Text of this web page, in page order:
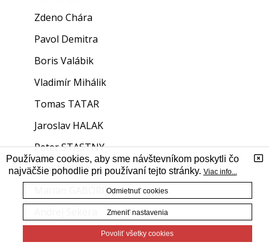
Zdeno Chára
Pavol Demitra
Boris Valábik
Vladimír Mihálik
Tomas TATAR
Jaroslav HALAK
Peter STASTNY
Stan MIKITA
Marian GABORIK
Alexander OVECHKIN
Používame cookies, aby sme návštevníkom poskytli čo
najväčšie pohodlie pri používaní tejto stránky. Viac info...
Odmietnuť cookies
Zmeniť nastavenia
Povoliť všetky cookies